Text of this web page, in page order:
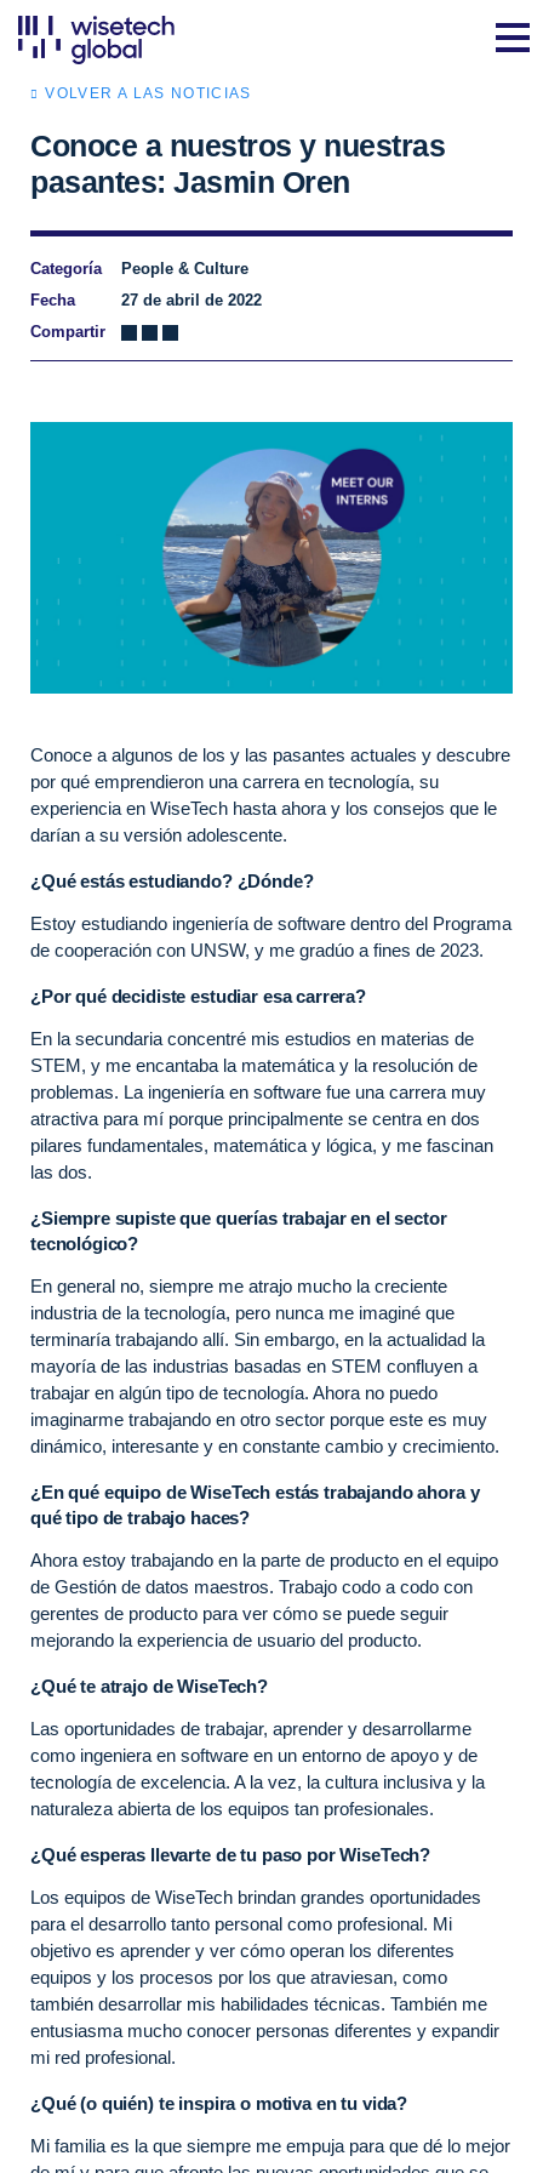
VOLVER A LAS NOTICIAS
Conoce a nuestros y nuestras
pasantes: Jasmin Oren
Categoría
People & Culture
Fecha
27 de abril de 2022
Compartir
Conoce a algunos de los y las pasantes actuales y descubre
por qué emprendieron una carrera en tecnología, su
experiencia en WiseTech hasta ahora y los consejos que le
darían a su versión adolescente.
¿Qué estás estudiando? ¿Dónde?
Estoy estudiando ingeniería de software dentro del Programa
de cooperación con UNSW, y me gradúo a fines de 2023.
¿Por qué decidiste estudiar esa carrera?
En la secundaria concentré mis estudios en materias de
STEM, y me encantaba la matemática y la resolución de
problemas. La ingeniería en software fue una carrera muy
atractiva para mí porque principalmente se centra en dos
pilares fundamentales, matemática y lógica, y me fascinan
las dos.
¿Siempre supiste que querías trabajar en el sector
tecnológico?
En general no, siempre me atrajo mucho la creciente
industria de la tecnología, pero nunca me imaginé que
terminaría trabajando allí. Sin embargo, en la actualidad la
mayoría de las industrias basadas en STEM confluyen a
trabajar en algún tipo de tecnología. Ahora no puedo
imaginarme trabajando en otro sector porque este es muy
dinámico, interesante y en constante cambio y crecimiento.
¿En qué equipo de WiseTech estás trabajando ahora y
qué tipo de trabajo haces?
Ahora estoy trabajando en la parte de producto en el equipo
de Gestión de datos maestros. Trabajo codo a codo con
gerentes de producto para ver cómo se puede seguir
mejorando la experiencia de usuario del producto.
¿Qué te atrajo de WiseTech?
Las oportunidades de trabajar, aprender y desarrollarme
como ingeniera en software en un entorno de apoyo y de
tecnología de excelencia. A la vez, la cultura inclusiva y la
naturaleza abierta de los equipos tan profesionales.
¿Qué esperas llevarte de tu paso por WiseTech?
Los equipos de WiseTech brindan grandes oportunidades
para el desarrollo tanto personal como profesional. Mi
objetivo es aprender y ver cómo operan los diferentes
equipos y los procesos por los que atraviesan, como
también desarrollar mis habilidades técnicas. También me
entusiasma mucho conocer personas diferentes y expandir
mi red profesional.
¿Qué (o quién) te inspira o motiva en tu vida?
Mi familia es la que siempre me empuja para que dé lo mejor